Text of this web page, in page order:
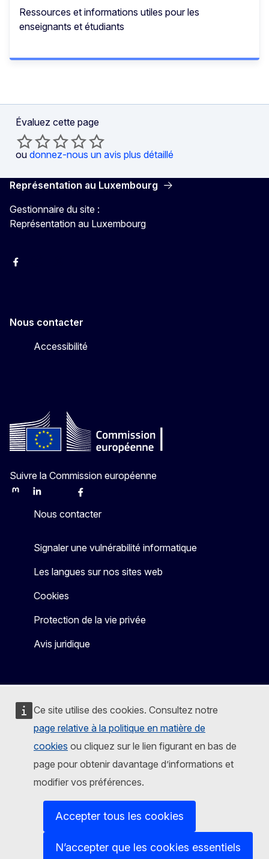
Ce site utilise des cookies. Consultez notre
page relative à la politique en matière de
cookies ou cliquez sur le lien figurant en bas de
page pour obtenir davantage d’informations et
modifier vos préférences.
Accepter tous les cookies
N’accepter que les cookies essentiels
Ressources et informations utiles pour les
enseignants et étudiants
Évaluez cette page
ou donnez-nous un avis plus détaillé
Représentation au Luxembourg
Gestionnaire du site :
Représentation au Luxembourg
Facebook
Nous contacter
Accessibilité
Suivre la Commission européenne
MastodonLinkedInBlueskyFacebook
Nous contacter
Signaler une vulnérabilité informatique
Les langues sur nos sites web
Cookies
Protection de la vie privée
Avis juridique